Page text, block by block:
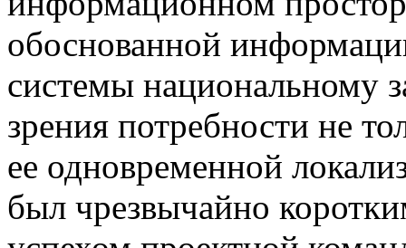
обоснованной
системы национальному
зрения потребности не
ее одновременной
был чрезвычайно